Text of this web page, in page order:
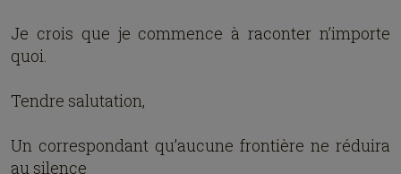
Je crois que je commence à raconter n’importe
quoi.
Tendre salutation,
Un correspondant qu’aucune frontière ne réduira
au silence